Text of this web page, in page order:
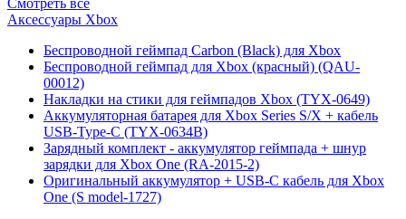
Смотреть все
Аксессуары Xbox
Беспроводной геймпад Carbon (Black) для Xbox
Беспроводной геймпад для Xbox (красный) (QAU-
00012)
Накладки на стики для геймпадов Xbox (TYX-0649)
Аккумуляторная батарея для Xbox Series S/X + кабель
USB-Type-C (TYX-0634B)
Зарядный комплект - аккумулятор геймпада + шнур
зарядки для Xbox One (RA-2015-2)
Оригинальный аккумулятор + USB-C кабель для Xbox
One (S model-1727)